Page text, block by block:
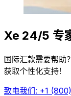
Xe 24/5 专
国际汇款需要帮助
获取个性化支持！
致电我们: +1